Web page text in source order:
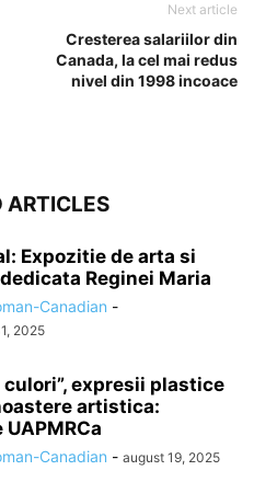
Next article
Cresterea salariilor din
Canada, la cel mai redus
nivel din 1998 incoace
ARTICLES
Expozitie de arta si
Reginei Maria
Canadian -
2025
culori”, expresii plastice
artistica:
Canadian - august 19, 2025